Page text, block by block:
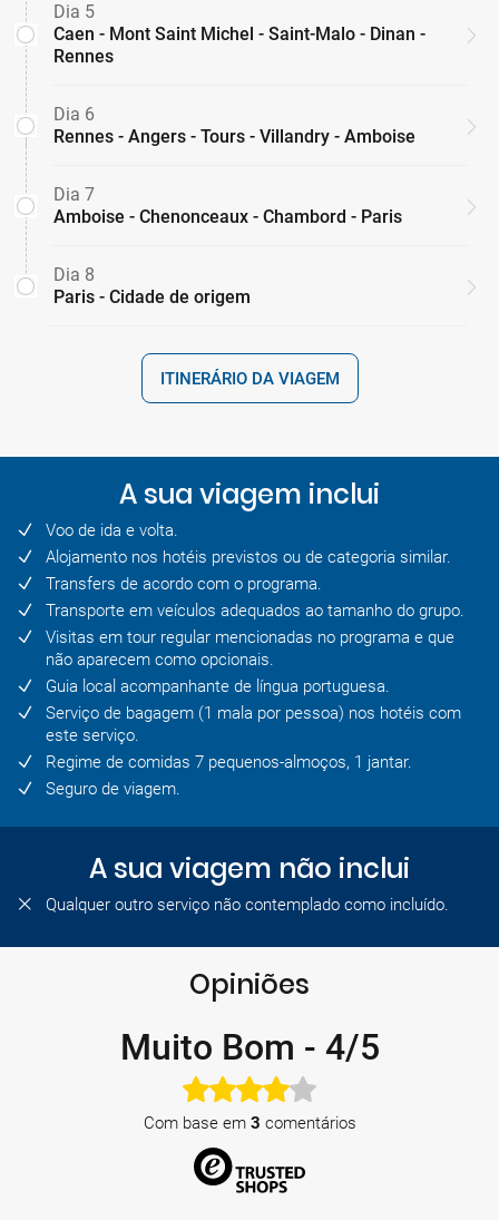
Dia 5
Caen - Mont Saint Michel - Saint-Malo - Dinan -
Rennes
Dia 6
Rennes - Angers - Tours - Villandry - Amboise
Dia 7
Amboise - Chenonceaux - Chambord - Paris
Dia 8
Paris - Cidade de origem
ITINERÁRIO DA VIAGEM
A sua viagem inclui
Voo de ida e volta.
Alojamento nos hotéis previstos ou de categoria similar.
Transfers de acordo com o programa.
Transporte em veículos adequados ao tamanho do grupo.
Visitas em tour regular mencionadas no programa e que
não aparecem como opcionais.
Guia local acompanhante de língua portuguesa.
Serviço de bagagem (1 mala por pessoa) nos hotéis com
este serviço.
Regime de comidas 7 pequenos-almoços, 1 jantar.
Seguro de viagem.
A sua viagem não inclui
Qualquer outro serviço não contemplado como incluído.
Opiniões
Muito Bom - 4/5
Com base em 3 comentários